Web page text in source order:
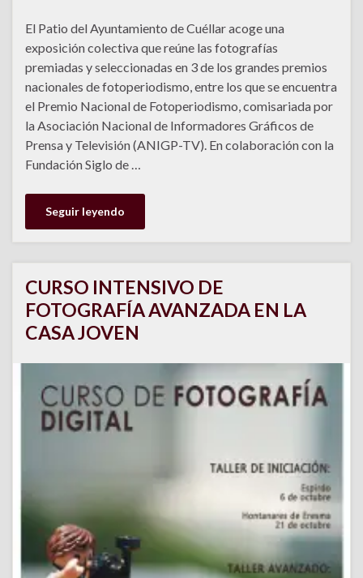
El Patio del Ayuntamiento de Cuéllar acoge una
exposición colectiva que reúne las fotografías
premiadas y seleccionadas en 3 de los grandes premios
nacionales de fotoperiodismo, entre los que se encuentra
el Premio Nacional de Fotoperiodismo, comisariada por
la Asociación Nacional de Informadores Gráficos de
Prensa y Televisión (ANIGP-TV). En colaboración con la
Fundación Siglo de …
Seguir leyendo
CURSO INTENSIVO DE
FOTOGRAFÍA AVANZADA EN LA
CASA JOVEN